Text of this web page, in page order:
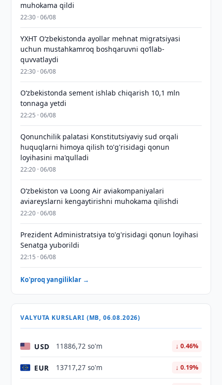
muhokama qildi
22:30 · 06/08
YXHT O‘zbekistonda ayollar mehnat migratsiyasi
uchun mustahkamroq boshqaruvni qo‘llab-
quvvatlaydi
22:30 · 06/08
O‘zbekistonda sement ishlab chiqarish 10,1 mln
tonnaga yetdi
22:25 · 06/08
Qonunchilik palatasi Konstitutsiyaviy sud orqali
huquqlarni himoya qilish to'g'risidagi qonun
loyihasini ma'qulladi
22:20 · 06/08
Oʻzbekiston va Loong Air aviakompaniyalari
aviareyslarni kengaytirishni muhokama qilishdi
22:20 · 06/08
Prezident Administratsiya to'g'risidagi qonun loyihasi
Senatga yuborildi
22:15 · 06/08
Ko'proq yangiliklar →
VALYUTA KURSLARI (MB, 06.08.2026)
USD 11886,72 so'm ↓ 0.46%
EUR 13717,27 so'm ↓ 0.19%